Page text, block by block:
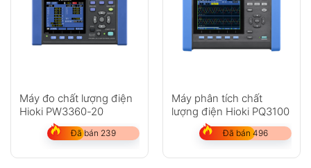
Máy đo chất lượng điện
Hioki PW3360-20
Đã bán 239
Máy phân tích chất
lượng điện Hioki PQ3100
Đã bán 496